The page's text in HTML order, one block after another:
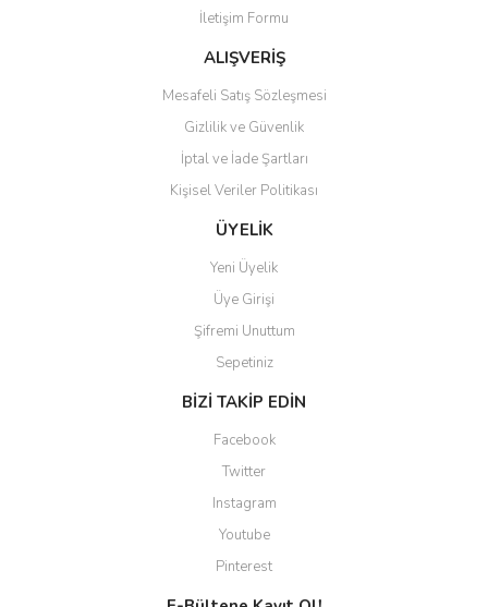
İletişim Formu
ALIŞVERİŞ
Mesafeli Satış Sözleşmesi
Gizlilik ve Güvenlik
İptal ve İade Şartları
Kişisel Veriler Politikası
ÜYELİK
Yeni Üyelik
Üye Girişi
Şifremi Unuttum
Sepetiniz
BİZİ TAKİP EDİN
Facebook
Twitter
Instagram
Youtube
Pinterest